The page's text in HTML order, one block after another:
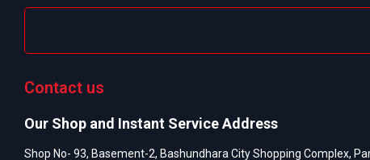
Contact us
Our Shop and Instant Service Address
Shop No- 93, Basement-2, Bashundhara City Shopping Complex,